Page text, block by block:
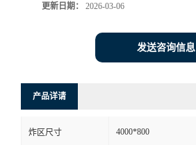
更新日期： 2026-03-06
发送咨询信息
产品详请
炸区尺寸 4000*800